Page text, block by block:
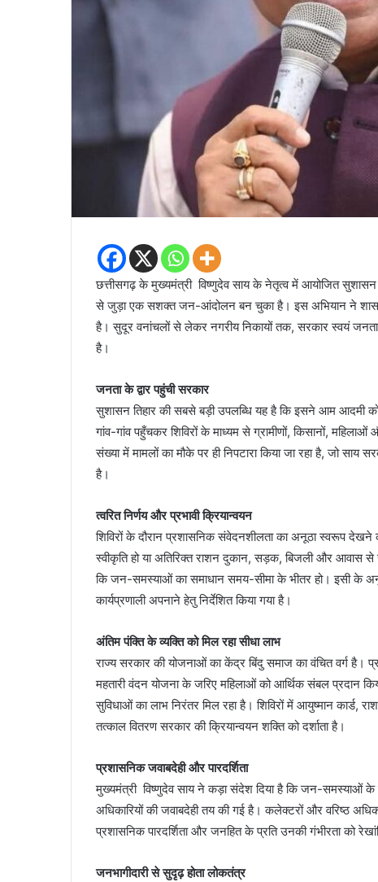
छत्तीसगढ़ के मुख्यमंत्री विष्णुदेव साय के नेतृत्व में आयोजित
से जुड़ा एक सशक्त जन-आंदोलन बन चुका है। इस अभियान ने
है। सुदूर वनांचलों से लेकर नगरीय निकायों तक, सरकार स्वयं
है।
जनता के द्वार पहुंची सरकार
सुशासन तिहार की सबसे बड़ी उपलब्धि यह है कि इसने आम आदमी
गांव-गांव पहुँचकर शिविरों के माध्यम से ग्रामीणों, किसानों,
संख्या में मामलों का मौके पर ही निपटारा किया जा रहा है, जो साय
है।
त्वरित निर्णय और प्रभावी क्रियान्वयन
शिविरों के दौरान प्रशासनिक संवेदनशीलता का अनूठा स्वरूप
स्वीकृति हो या अतिरिक्त राशन दुकान, सड़क, बिजली और आवास से
कि जन-समस्याओं का समाधान समय-सीमा के भीतर हो। इसी के
कार्यप्रणाली अपनाने हेतु निर्देशित किया गया है।
अंतिम पंक्ति के व्यक्ति को मिल रहा सीधा लाभ
राज्य सरकार की योजनाओं का केंद्र बिंदु समाज का वंचित वर्ग है।
महतारी वंदन योजना के जरिए महिलाओं को आर्थिक संबल प्रदान
सुविधाओं का लाभ निरंतर मिल रहा है। शिविरों में आयुष्मान कार्ड,
तत्काल वितरण सरकार की क्रियान्वयन शक्ति को दर्शाता है।
प्रशासनिक जवाबदेही और पारदर्शिता
मुख्यमंत्री विष्णुदेव साय ने कड़ा संदेश दिया है कि जन-समस्याओं के
अधिकारियों की जवाबदेही तय की गई है। कलेक्टरों और वरिष्ठ
प्रशासनिक पारदर्शिता और जनहित के प्रति उनकी गंभीरता को
जनभागीदारी से सुदृढ़ होता लोकतंत्र